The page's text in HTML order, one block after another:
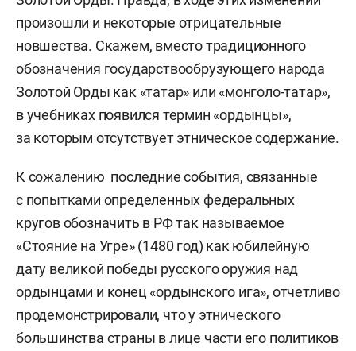
произошли и некоторые отрицательные
новшества. Скажем, вместо традиционного
обозначения государствообрузующего народа
Золотой Орды как «татар» или «монголо-татар»,
в учебниках появился термин «ордынцы»,
за которым отсутствует этническое содержание.
К сожалению последние события, связанные
с попытками определенных федеральных
кругов обозначить в РФ так называемое
«Стояние на Угре» (1480 год) как юбилейную
дату великой победы русского оружия над
ордынцами и конец «ордынского ига», отчетливо
продемонстрировали, что у этнического
большинства страны в лице части его политиков